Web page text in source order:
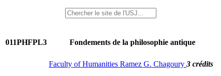
011PHFPL3 Fondements de la philosophie antique
Faculty of Humanities Ramez G. Chagoury 3 crédits